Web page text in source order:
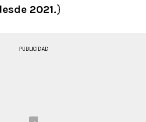
2021.}
PUBLICIDAD